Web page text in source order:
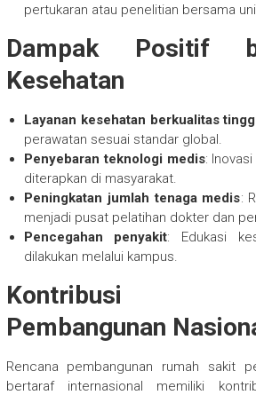
pertukaran atau penelitian bersama
Dampak Positif
Kesehatan
Layanan kesehatan berkualitas
perawatan sesuai standar global.
Penyebaran teknologi medis:
diterapkan di masyarakat.
Peningkatan jumlah tenaga medis:
menjadi pusat pelatihan dokter dan
Pencegahan penyakit: Edukasi
dilakukan melalui kampus.
Kontribusi
Pembangunan
Rencana pembangunan rumah sakit
bertaraf internasional memiliki